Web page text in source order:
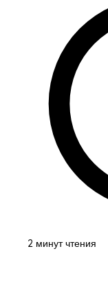
2 минут чтения